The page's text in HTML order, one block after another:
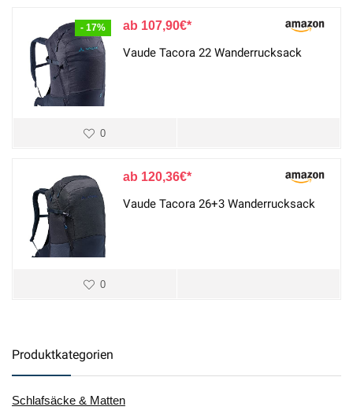
- 17% 107,90€
Vaude Tacora 22 Wanderrucksack
0
120,36€
Vaude Tacora 26+3 Wanderrucksack
0
Produktkategorien
Schlafsäcke & Matten